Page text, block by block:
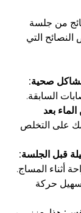
من جلسة
التي
صحية:
السابقة.
بعد
على التخلص
قبل الجلسة:
أثناء المساج.
حركة